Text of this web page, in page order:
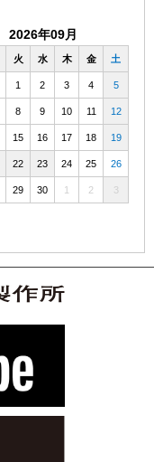
2026年09月
火 水 木 金 土
1 2 3 4 5
8 9 10 11 12
15 16 17 18 19
22 23 24 25 26
29 30 1 2 3